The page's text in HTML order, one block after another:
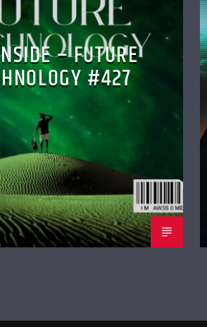
– FUTURE
#427